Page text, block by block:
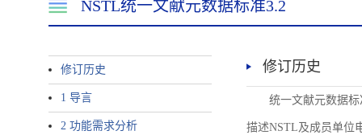
NSTL统一文献元数据标准3.2
修订历史
1 导言
2 功能需求分析
修订历史
统一文献元数据
描述NSTL及成员单位